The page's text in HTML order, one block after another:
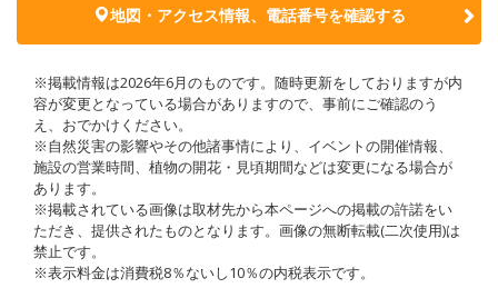
地図・アクセス情報、電話番号を確認する
※掲載情報は2026年6月のものです。随時更新をしておりますが内
容が変更となっている場合がありますので、事前にご確認のう
え、おでかけください。
※自然災害の影響やその他諸事情により、イベントの開催情報、
施設の営業時間、植物の開花・見頃期間などは変更になる場合が
あります。
※掲載されている画像は取材先から本ページへの掲載の許諾をい
ただき、提供されたものとなります。画像の無断転載(二次使用)は
禁止です。
※表示料金は消費税8％ないし10％の内税表示です。